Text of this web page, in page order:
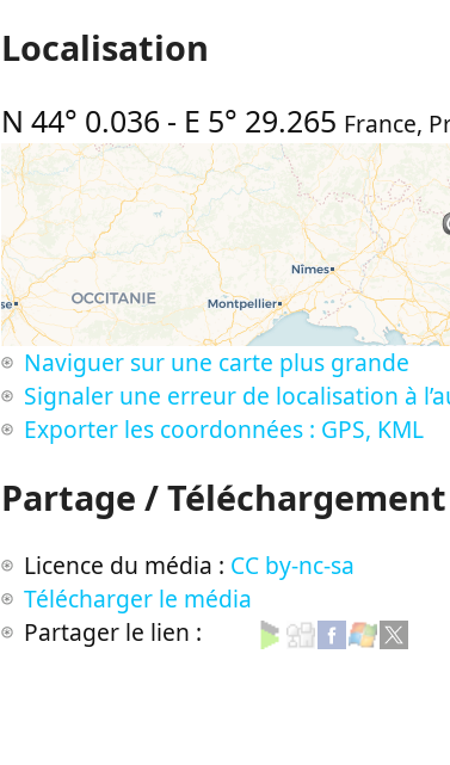
Localisation
N 44° 0.036 - E 5° 29.265 France,
Naviguer sur une carte plus grande
Signaler une erreur de localisation à
Exporter les coordonnées : GPS, KML
Partage / Téléchargement
Licence du média : CC by-nc-sa
Télécharger le média
Partager le lien :